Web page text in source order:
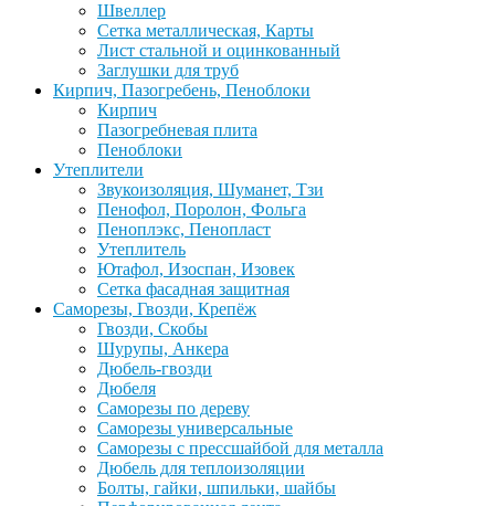
Швеллер
Сетка металлическая, Карты
Лист стальной и оцинкованный
Заглушки для труб
Кирпич, Пазогребень, Пеноблоки
Кирпич
Пазогребневая плита
Пеноблоки
Утеплители
Звукоизоляция, Шуманет, Тзи
Пенофол, Поролон, Фольга
Пеноплэкс, Пенопласт
Утеплитель
Ютафол, Изоспан, Изовек
Сетка фасадная защитная
Саморезы, Гвозди, Крепёж
Гвозди, Скобы
Шурупы, Анкера
Дюбель-гвозди
Дюбеля
Саморезы по дереву
Саморезы универсальные
Саморезы с прессшайбой для металла
Дюбель для теплоизоляции
Болты, гайки, шпильки, шайбы